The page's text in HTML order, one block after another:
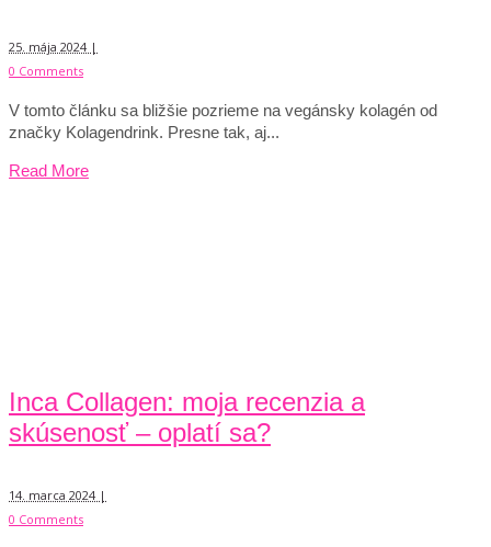
25. mája 2024 |
0 Comments
V tomto článku sa bližšie pozrieme na vegánsky kolagén od
značky Kolagendrink. Presne tak, aj...
Read More
Inca Collagen: moja recenzia a
skúsenosť – oplatí sa?
14. marca 2024 |
0 Comments